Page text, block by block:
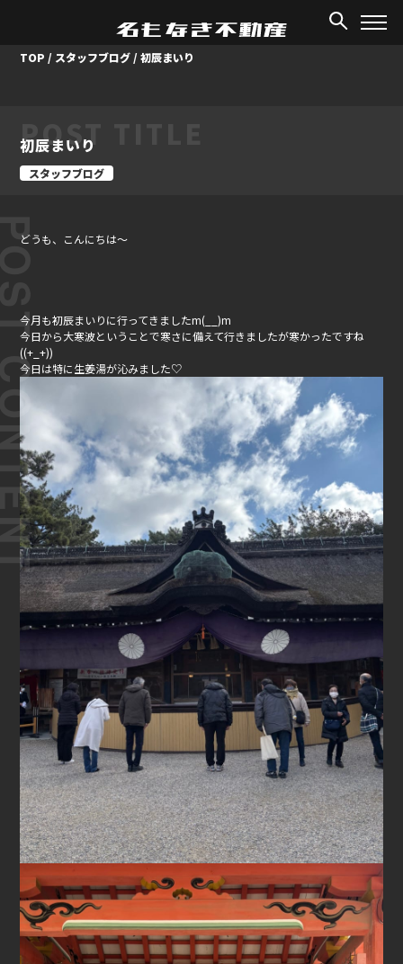
TOP / スタッフブログ /初辰まいり
POST TITLE
初辰まいり
スタッフブログ
どうも、こんにちは～
今月も初辰まいりに行ってきましたm(__)m
今日から大寒波ということで寒さに備えて行きましたが寒かったですね
((+_+))
今日は特に生姜湯が沁みました♡